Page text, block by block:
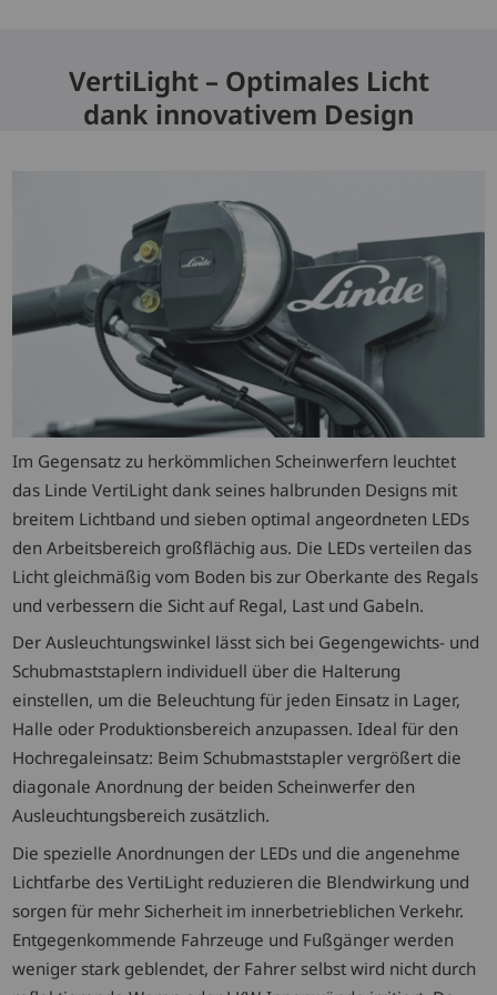
VertiLight – Optimales Licht
dank innovativem Design
Im Gegensatz zu herkömmlichen Scheinwerfern leuchtet
das Linde VertiLight dank seines halbrunden Designs mit
breitem Lichtband und sieben optimal angeordneten LEDs
den Arbeitsbereich großflächig aus. Die LEDs verteilen das
Licht gleichmäßig vom Boden bis zur Oberkante des Regals
und verbessern die Sicht auf Regal, Last und Gabeln.
Der Ausleuchtungswinkel lässt sich bei Gegengewichts- und
Schubmaststaplern individuell über die Halterung
einstellen, um die Beleuchtung für jeden Einsatz in Lager,
Halle oder Produktionsbereich anzupassen. Ideal für den
Hochregaleinsatz: Beim Schubmaststapler vergrößert die
diagonale Anordnung der beiden Scheinwerfer den
Ausleuchtungsbereich zusätzlich.
Die spezielle Anordnungen der LEDs und die angenehme
Lichtfarbe des VertiLight reduzieren die Blendwirkung und
sorgen für mehr Sicherheit im innerbetrieblichen Verkehr.
Entgegenkommende Fahrzeuge und Fußgänger werden
weniger stark geblendet, der Fahrer selbst wird nicht durch